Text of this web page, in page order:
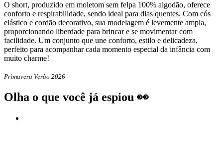
O short, produzido em moletom sem felpa 100% algodão, oferece
conforto e respirabilidade, sendo ideal para dias quentes. Com cós
elástico e cordão decorativo, sua modelagem é levemente ampla,
proporcionando liberdade para brincar e se movimentar com
facilidade. Um conjunto que une conforto, estilo e delicadeza,
perfeito para acompanhar cada momento especial da infância com
muito charme!
Primavera Verão 2026
Olha o que você já espiou 👀